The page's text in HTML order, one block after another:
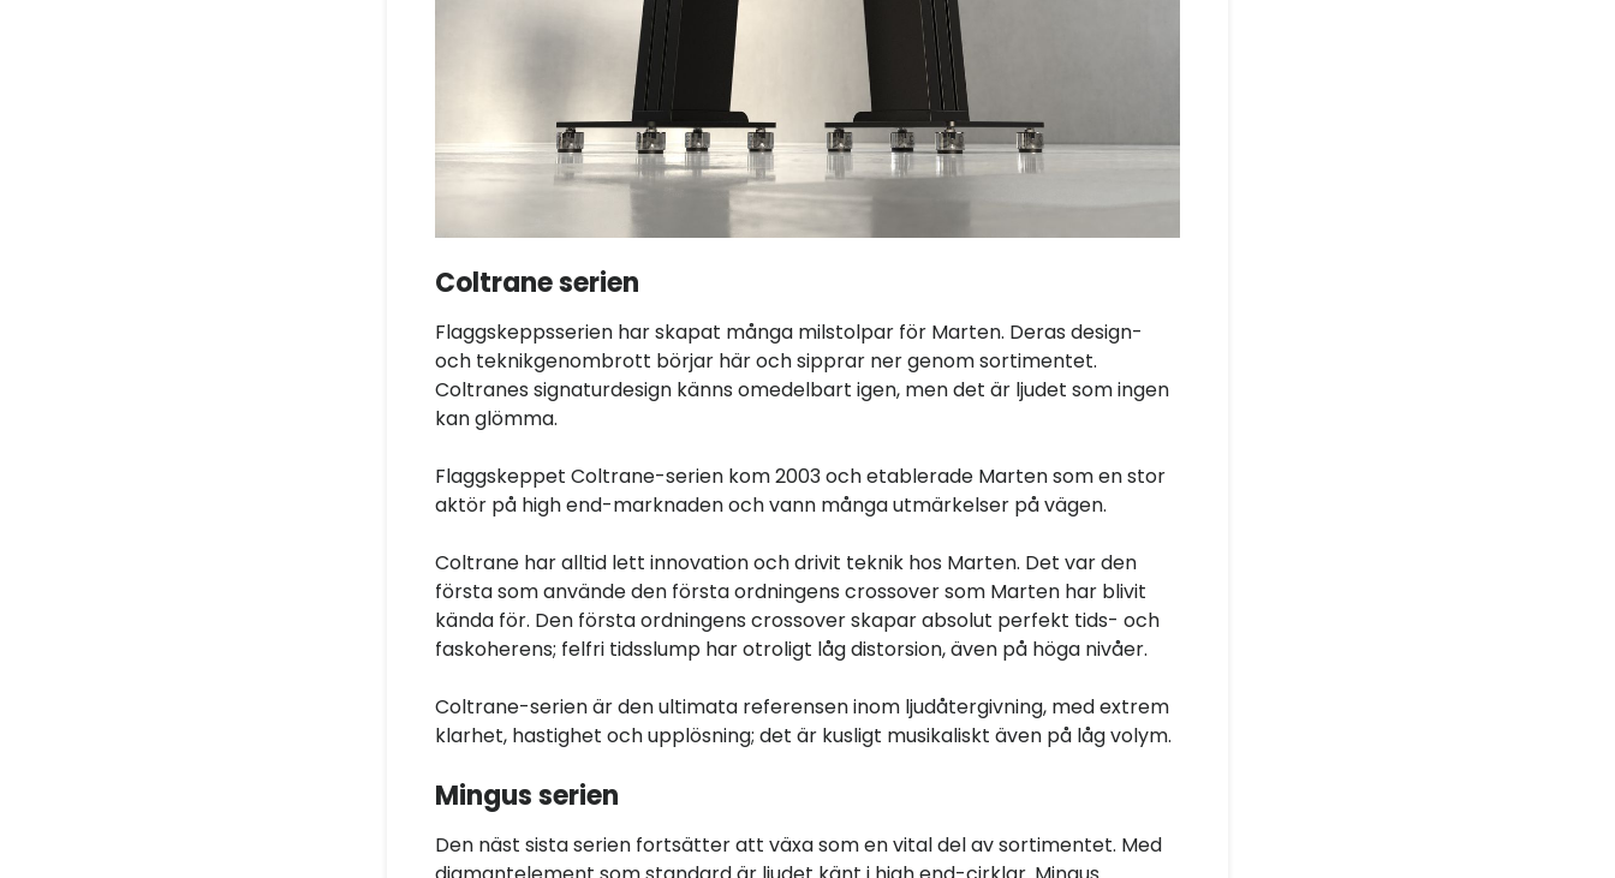
Coltrane serien
Flaggskeppsserien har skapat många milstolpar för Marten. Deras design-
och teknikgenombrott börjar här och sipprar ner genom sortimentet.
Coltranes signaturdesign känns omedelbart igen, men det är ljudet som ingen
kan glömma.
Flaggskeppet Coltrane-serien kom 2003 och etablerade Marten som en stor
aktör på high end-marknaden och vann många utmärkelser på vägen.
Coltrane har alltid lett innovation och drivit teknik hos Marten. Det var den
första som använde den första ordningens crossover som Marten har blivit
kända för. Den första ordningens crossover skapar absolut perfekt tids- och
faskoherens; felfri tidsslump har otroligt låg distorsion, även på höga nivåer.
Coltrane-serien är den ultimata referensen inom ljudåtergivning, med extrem
klarhet, hastighet och upplösning; det är kusligt musikaliskt även på låg volym.
Mingus serien
Den näst sista serien fortsätter att växa som en vital del av sortimentet. Med